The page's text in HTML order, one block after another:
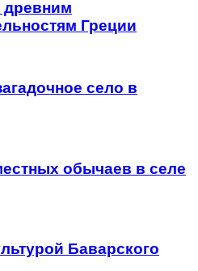
древним
Греции
село в
обычаев в селе
Баварского